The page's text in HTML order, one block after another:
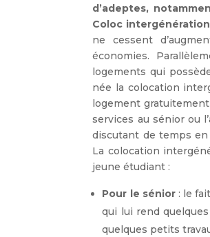
d’adeptes,
Coloc
ne cessent
économies.
logements qui
née la colocation
logement
services au sénior ou
discutant de temps
La colocation
jeune étudiant :
Pour le sénior : le
qui lui rend
quelques petits